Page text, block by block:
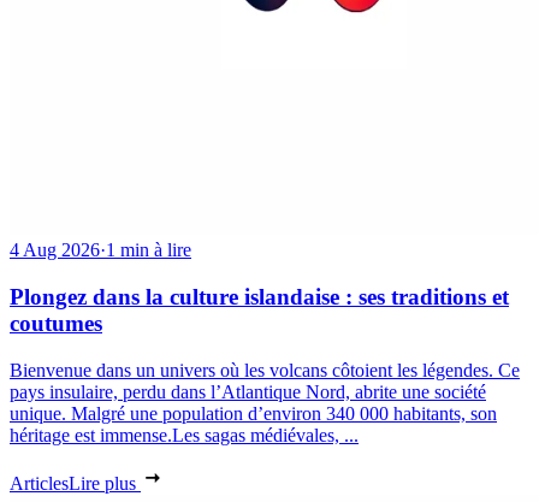
4 Aug 2026·1 min à lire
Plongez dans la culture islandaise : ses traditions et
coutumes
Bienvenue dans un univers où les volcans côtoient les légendes. Ce
pays insulaire, perdu dans l’Atlantique Nord, abrite une société
unique. Malgré une population d’environ 340 000 habitants, son
héritage est immense.Les sagas médiévales, ...
ArticlesLire plus